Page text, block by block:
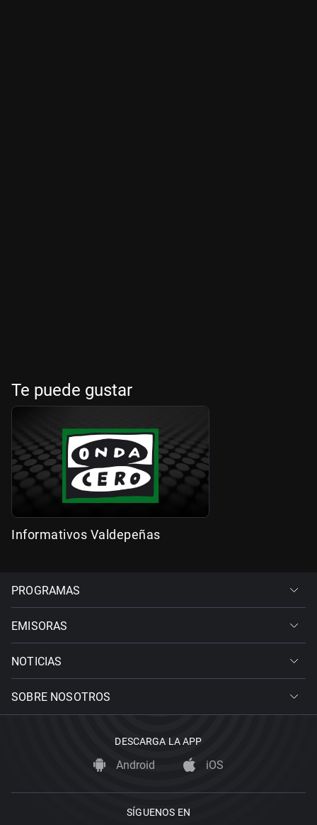
Te puede gustar
Informativos Valdepeñas
PROGRAMAS
EMISORAS
NOTICIAS
SOBRE NOSOTROS
DESCARGA LA APP
Android iOS
SÍGUENOS EN